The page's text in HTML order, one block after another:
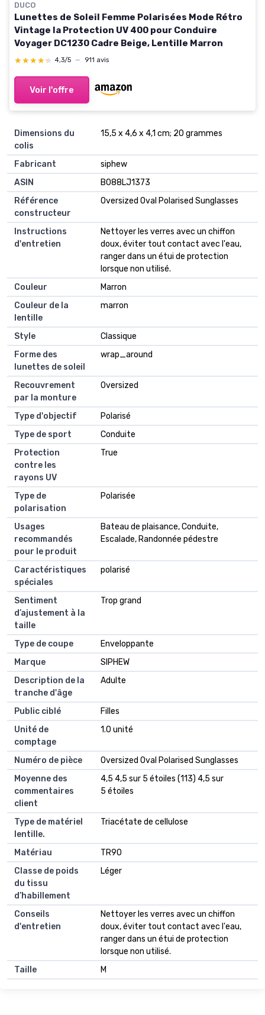
DUCO
Lunettes de Soleil Femme Polarisées Mode Rétro
Vintage la Protection UV 400 pour Conduire
Voyager DC1230 Cadre Beige, Lentille Marron
★★★★★
★★★★★ 4,3/5 — 911 avis
Voir l'offre
Dimensions du
colis
15,5 x 4,6 x 4,1 cm; 20 grammes
Fabricant
siphew
ASIN
B088LJ1373
Référence
constructeur
Oversized Oval Polarised Sunglasses
Instructions
d'entretien
Nettoyer les verres avec un chiffon
doux, éviter tout contact avec l'eau,
ranger dans un étui de protection
lorsque non utilisé.
Couleur
Marron
Couleur de la
lentille
marron
Style
Classique
Forme des
lunettes de soleil
wrap_around
Recouvrement
par la monture
Oversized
Type d'objectif
Polarisé
Type de sport
Conduite
Protection
contre les
rayons UV
True
Type de
polarisation
Polarisée
Usages
recommandés
pour le produit
Bateau de plaisance, Conduite,
Escalade, Randonnée pédestre
Caractéristiques
spéciales
polarisé
Sentiment
d’ajustement à la
taille
Trop grand
Type de coupe
Enveloppante
Marque
SIPHEW
Description de la
tranche d'âge
Adulte
Public ciblé
Filles
Unité de
comptage
1.0 unité
Numéro de pièce
Oversized Oval Polarised Sunglasses
Moyenne des
commentaires
client
4,5 4,5 sur 5 étoiles (113) 4,5 sur
5 étoiles
Type de matériel
lentille.
Triacétate de cellulose
Matériau
TR90
Classe de poids
du tissu
d’habillement
Léger
Conseils
d'entretien
Nettoyer les verres avec un chiffon
doux, éviter tout contact avec l'eau,
ranger dans un étui de protection
lorsque non utilisé.
Taille
M